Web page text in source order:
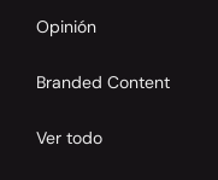
Opinión
Branded Content
Ver todo